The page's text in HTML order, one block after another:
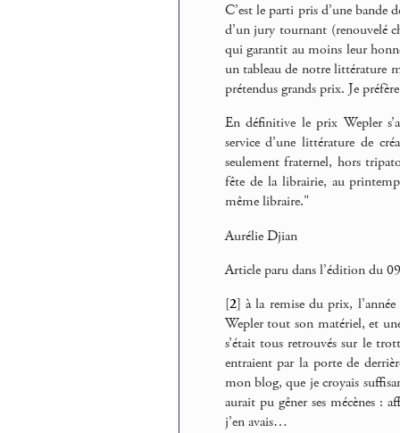
C’est le parti pris d’une bande
d’un jury tournant (renouvelé
qui garantit au moins leur
un tableau de notre littérature
prétendus grands prix. Je
En définitive le prix Wepler
service d’une littérature de
seulement fraternel, hors
fête de la librairie, au
même libraire."
Aurélie Djian
Article paru dans l’édition du
[2] à la remise du prix,
Wepler tout son matériel, et
s’était tous retrouvés sur le
entraient par la porte de
mon blog, que je croyais
aurait pu gêner ses mécènes :
j’en avais…